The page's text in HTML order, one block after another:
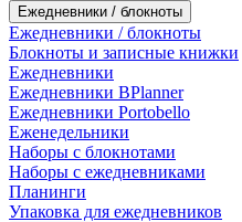
Ежедневники / блокноты
Ежедневники / блокноты
Блокноты и записные книжки
Ежедневники
Ежедневники BPlanner
Ежедневники Portobello
Еженедельники
Наборы с блокнотами
Наборы с ежедневниками
Планинги
Упаковка для ежедневников